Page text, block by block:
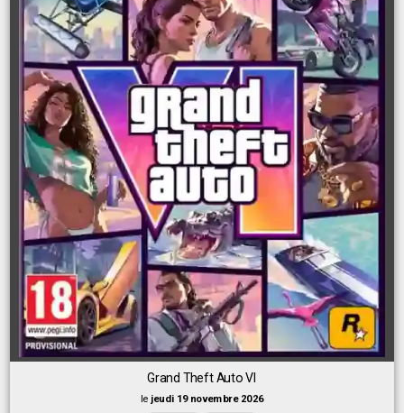
Grand Theft Auto VI
le jeudi 19 novembre 2026